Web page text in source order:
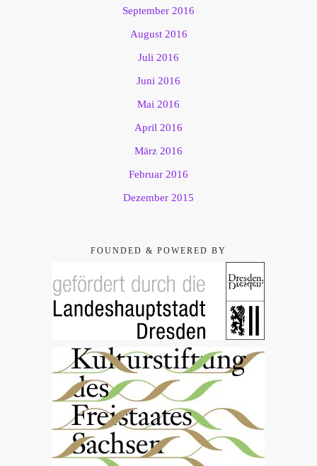
September 2016
August 2016
Juli 2016
Juni 2016
Mai 2016
April 2016
März 2016
Februar 2016
Dezember 2015
FOUNDED & POWERED BY